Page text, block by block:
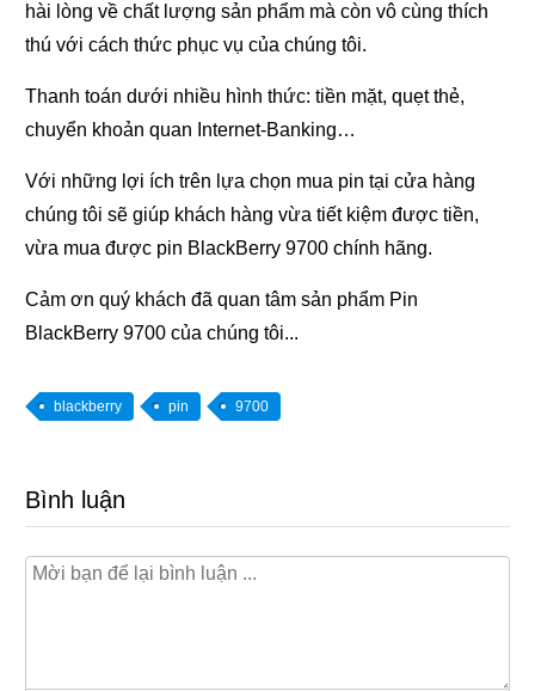
hài lòng về chất lượng sản phẩm mà còn vô cùng thích
thú với cách thức phục vụ của chúng tôi.
Thanh toán dưới nhiều hình thức: tiền mặt, quẹt thẻ,
chuyển khoản quan Internet-Banking…
Với những lợi ích trên lựa chọn mua pin tại cửa hàng
chúng tôi sẽ giúp khách hàng vừa tiết kiệm được tiền,
vừa mua được pin BlackBerry 9700 chính hãng.
Cảm ơn quý khách đã quan tâm sản phẩm Pin
BlackBerry 9700 của chúng tôi...
blackberry pin 9700
Bình luận